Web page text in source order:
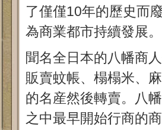
了僅僅10年的歷史而
為商業都市持續發展。
聞名全日本的八幡商
販賣蚊帳、榻榻米、
的名産然後轉賣。八
之中最早開始行商的